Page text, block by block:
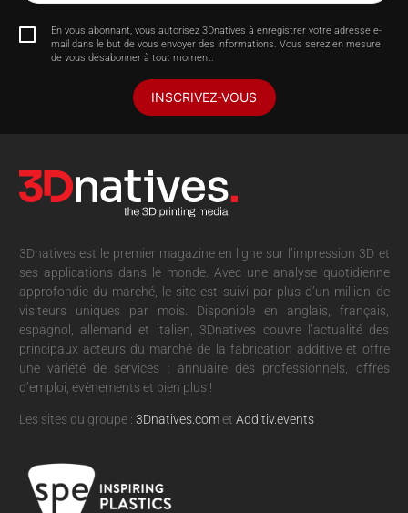
En vous abonnant, vous autorisez 3Dnatives à enregistrer votre adresse e-
mail dans le but de vous envoyer des informations. Vous serez en mesure
de vous désabonner à tout moment.
INSCRIVEZ-VOUS
3Dnatives est le premier magazine en ligne sur l’impression 3D et
ses applications dans le monde. Avec une analyse quotidienne
approfondie du marché, le site est suivi par plus d’un million de
visiteurs uniques par mois. Disponible en anglais, français,
espagnol, allemand et italien, 3Dnatives couvre l’actualité des
principaux acteurs du marché de la fabrication additive et offre
une variété de services : annuaire des professionnels, offres
d’emploi, évènements et bien plus !
Les sites du groupe : 3Dnatives.comet Additiv.events